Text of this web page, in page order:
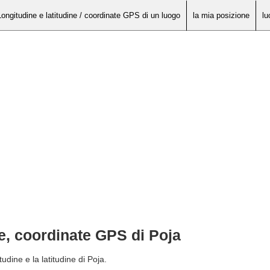
e latitudine / coordinate GPS di un luogo la mia posizione
coordinate GPS di Poja
e la latitudine di Poja.